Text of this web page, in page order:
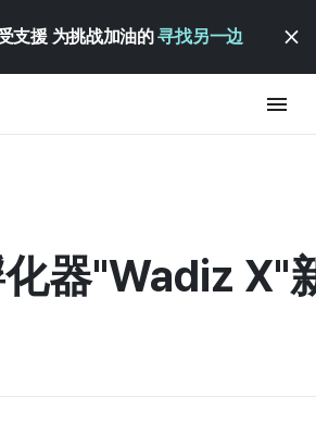
支援 为挑战加油的寻找另一边
器"Wadiz X"